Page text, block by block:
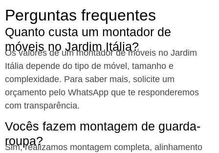
Perguntas frequentes
Quanto custa um montador de
móveis no Jardim Itália?
Os valores de um montador de móveis no Jardim
Itália depende do tipo de móvel, tamanho e
complexidade. Para saber mais, solicite um
orçamento pelo WhatsApp que te responderemos
com transparência.
Vocês fazem montagem de guarda-
roupa?
Sim, realizamos montagem completa, alinhamento